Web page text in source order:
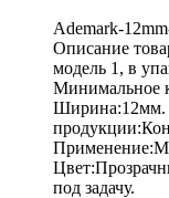
Ademark-
Описание
модель 1, в
Минимальное
Ширина:12мм.
под задачу.